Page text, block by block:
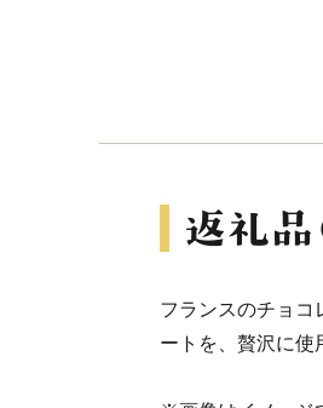
フランスのチョコ
ートを、贅沢に使